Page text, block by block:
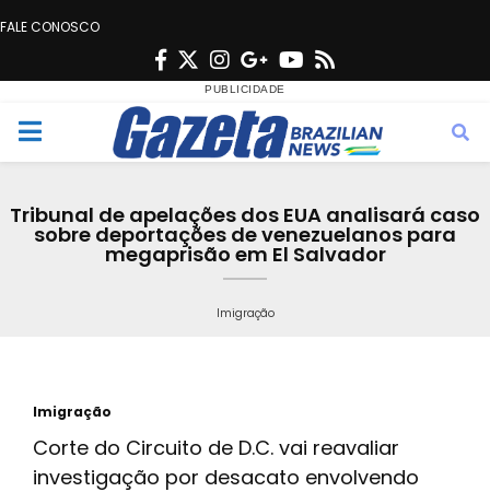
FALE CONOSCO
F
c
e
o
o
T
w
i
t
e
r
n
s
t
g
r
a
m
G
o
o
g
e
Y
u
t
b
e
s
M
n
Tribunal de apelações dos EUA analisará caso
sobre deportações de venezuelanos para
megaprisão em El Salvador
Imigração
Imigração
Corte do Circuito de D.C. vai reavaliar
investigação por desacato envolvendo